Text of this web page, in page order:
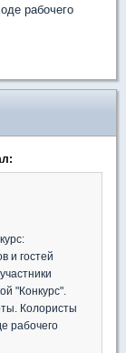
рабочего
и гостей
"Конкурс".
Колористы
рабочего